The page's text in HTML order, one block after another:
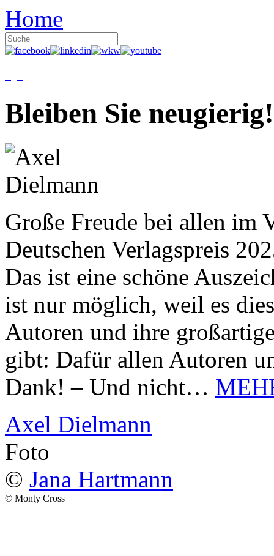
Home
Bleiben Sie neugierig!
Große Freude bei allen im
Deutschen Verlagspreis
Das ist eine schöne
ist nur möglich, weil es
Autoren und ihre
gibt: Dafür allen Autoren
Dank! – Und nicht…
Axel Dielmann
Foto
© Jana Hartmann
© Monty Cross